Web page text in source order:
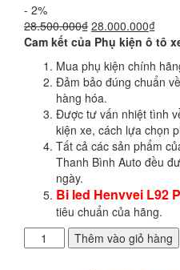
- 2%
28.500.000₫ Giá
gốc
28.500.000₫.
28.000.000₫Giá
hiện
là:
Cam kết của Phụ kiện ô tô
Mua phụ kiện chính
Đảm bảo đúng chuẩn
hàng hóa.
Được tư vấn nhiệt tình
kiện xe, cách lựa chọn
Tất cả các sản phẩm
Thanh Bình Auto đều
ngày.
Bi led Henvvei L92
tiêu chuẩn của hãng.
điểm
Thêm vào giỏ hàng